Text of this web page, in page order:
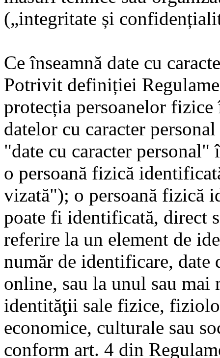
(„integritate și
Ce înseamnă date cu
Potrivit definiției
protecția persoanelor fizice
datelor cu caracter
"date cu caracter
o persoană fizică
vizată"); o persoană fizică
poate fi identificată, direct
referire la un element de
număr de identificare,
online, sau la unul sau
identităţii sale fizice,
economice, culturale sau
conform art. 4 din